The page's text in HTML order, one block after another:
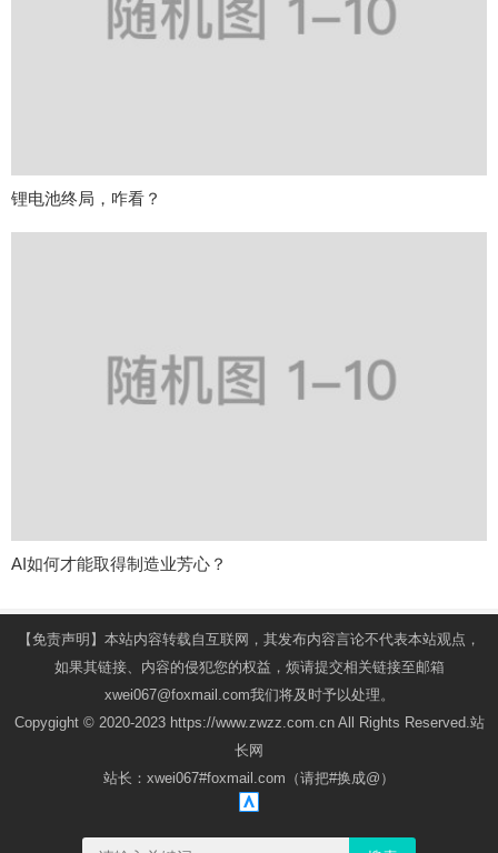
锂电池终局，咋看？
AI如何才能取得制造业芳心？
【免责声明】本站内容转载自互联网，其发布内容言论不代表本站观点，
如果其链接、内容的侵犯您的权益，烦请提交相关链接至邮箱
xwei067@foxmail.com我们将及时予以处理。
Copygight © 2020-2023 https://www.zwzz.com.cn All Rights Reserved.站
长网
站长：xwei067#foxmail.com（请把#换成@）